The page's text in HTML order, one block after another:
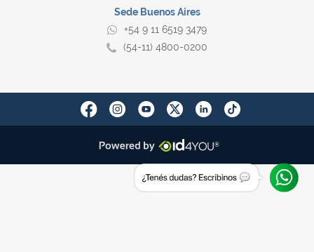
Sede Buenos Aires
+54 9 11 6519 3479
(54-11) 4800-0200